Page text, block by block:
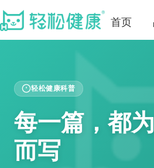
首页
轻松健康科普
每一篇，都
而写